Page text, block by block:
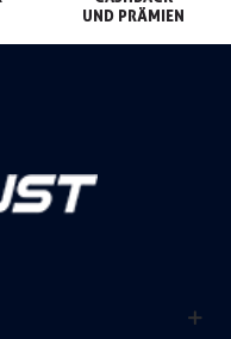
UND PRÄMIEN